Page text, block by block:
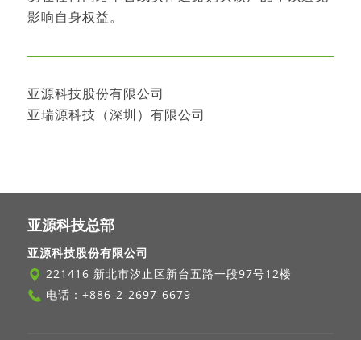
影响自身权益。
亚源科技股份有限公司
亚瑞源科技（深圳）有限公司
亚源科技总部
亚源科技股份有限公司
221416 新北市汐止区新台五路一段97号12楼
电话： +886-2-2697-6679